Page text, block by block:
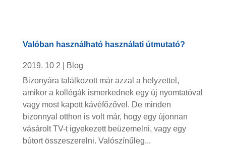
Valóban használható használati útmutató?
2019. 10 2
Blog
Bizonyára találkozott már azzal a helyzettel,
amikor a kollégák ismerkednek egy új nyomtatóval
vagy most kapott kávéfőzővel. De minden
bizonnyal otthon is volt már, hogy egy újonnan
vásárolt TV-t igyekezett beüzemelni, vagy egy
bútort összeszerelni. Valószínűleg...